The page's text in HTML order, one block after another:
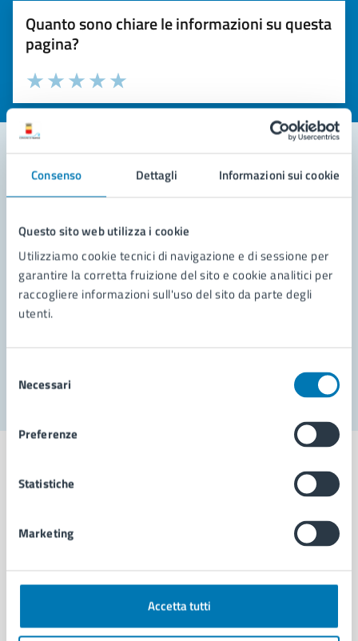
Consenso Dettagli Informazioni sui cookie
Questo sito web utilizza i cookie
Utilizziamo cookie tecnici di navigazione e di sessione per
garantire la corretta fruizione del sito e cookie analitici per
raccogliere informazioni sull'uso del sito da parte degli
utenti.
delNecessari
Preferenze
Statistiche
Marketing
Accetta tutti
Quanto sono chiare le informazioni su questa
pagina?
Valuta la chiarezza delle informazioni (da 1 a 5 stelle)
Seleziona il numero di stelle per valutare la chiarezza delle
Valuta 5 stelle su 5
Valuta 4 stelle su 5
Valuta 3 stelle su 5
Valuta 2 stelle su 5
Valuta 1 stelle su 5
Contatta il comune
Leggi le domande frequenti
Richiedi assistenza
Prenota appuntamento
Aree amministrative
Municipalità